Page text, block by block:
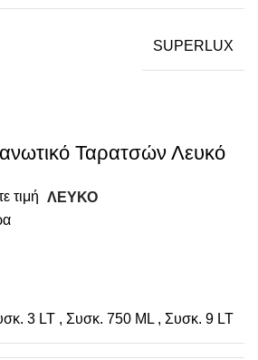
SUPERLUX
Ταρατσών Λευκό
τιμή ΛΕΥΚΟ
3 LT , Συσκ. 750 ML , Συσκ. 9 LT